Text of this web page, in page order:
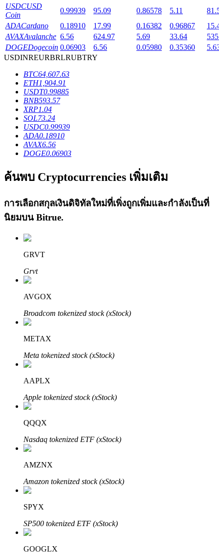
เงินกู้
บริการยืมเงินที่ได้รับการสนับสนุนจาก Crypto
ลงทุนอัตโนมัติ
คว้าผลกำไรระยะยาวและผลประโยชน์ที่ยืดหยุ่น
เรียนรู้เกี่ยวกับการสร้างรายได้แบบพาสซีฟ
Bitrue
พันธมิตร Bitrue
พันธมิตร Bitrue
มากถึง 65% คอมมิชชั่น!
USDCUSD
Coin
0.99939 95.09 0.86578 5.11
ADACardano 0.18910 17.99 0.16382 0.96867
AVAXAvalanche 6.56 624.97 5.69 33.64
DOGEDogecoin 0.06903 6.56 0.05980 0.35360
USDINREURBRLRUBTRY
BTC64,607.63
ETH1,904.91
USDT0.99885
BNB593.57
XRP1.04
SOL73.24
USDC0.99939
ADA0.18910
AVAX6.56
DOGE0.06903
ค้นพบ Cryptocurrencies เพิ่มเติม
การเลือกสกุลเงินดิจิทัลใหม่ที่เพิ่งถูกเพิ่มและกำลังเป็นที่
นิยมบน Bitrue.
GRVT
Grvt
AVGOX
Broadcom tokenized stock (xStock)
METAX
Meta tokenized stock (xStock)
AAPLX
Apple tokenized stock (xStock)
QQQX
Nasdaq tokenized ETF (xStock)
AMZNX
Amazon tokenized stock (xStock)
SPYX
SP500 tokenized ETF (xStock)
GOOGLX